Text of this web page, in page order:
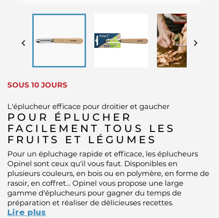
 
SOUS 10 JOURS
L'éplucheur efficace pour droitier et gaucher
POUR ÉPLUCHER
FACILEMENT TOUS LES
FRUITS ET LÉGUMES
Pour un épluchage rapide et efficace, les éplucheurs
Opinel sont ceux qu'il vous faut. Disponibles en
plusieurs couleurs, en bois ou en polymère, en forme de
rasoir, en coffret... Opinel vous propose une large
gamme d'éplucheurs pour gagner du temps de
préparation et réaliser de délicieuses recettes.
Lire plus